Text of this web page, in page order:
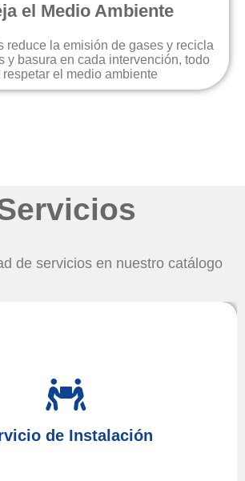
el Medio Ambiente
reduce la emisión de gases y recicla
y basura en cada intervención, todo
respetar el medio ambiente
de servicios en nuestro catálogo
de Instalación
sus aparatos no dude en contratar a
servicio
técnico
en
Hills